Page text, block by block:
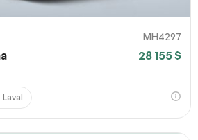
MH4297
28 155 $
Laval